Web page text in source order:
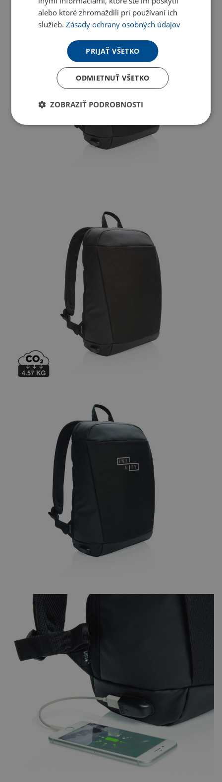
alebo ktoré zhromaždili pri používaní ich
služieb.Zásady ochrany osobných údajov
PRIJAŤ VŠETKO
ODMIETNUŤ VŠETKO
ZOBRAZIŤ PODROBNOSTI